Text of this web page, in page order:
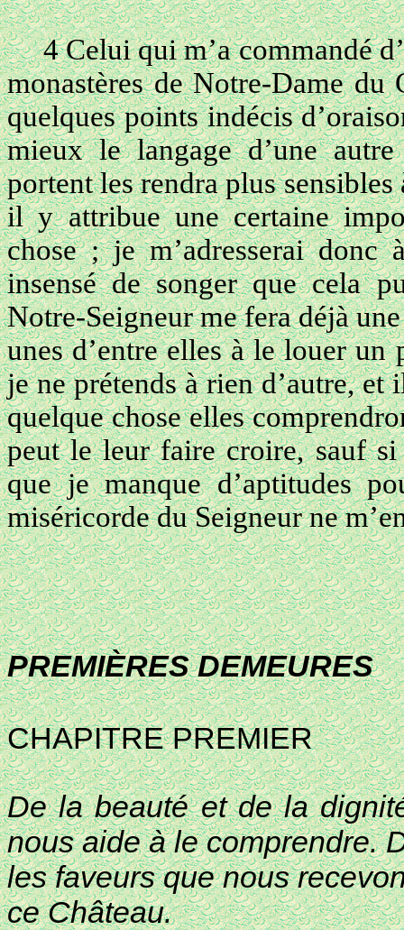
4 Celui qui m’a commandé
monastères de Notre-Dame
quelques points indécis
mieux le langage d’une
portent les rendra plus
il y attribue une certaine
chose ; je m’adresserai
insensé de songer que cela
Notre-Seigneur me fera déjà
unes d’entre elles à le louer
je ne prétends à rien d’autre,
quelque chose elles
peut le leur faire croire, sauf si
que je manque d’aptitudes
miséricorde du Seigneur ne
PREMIÈRES DEMEURES
CHAPITRE PREMIER
De la beauté et de la
nous aide à le comprendre.
les faveurs que nous
ce Château.